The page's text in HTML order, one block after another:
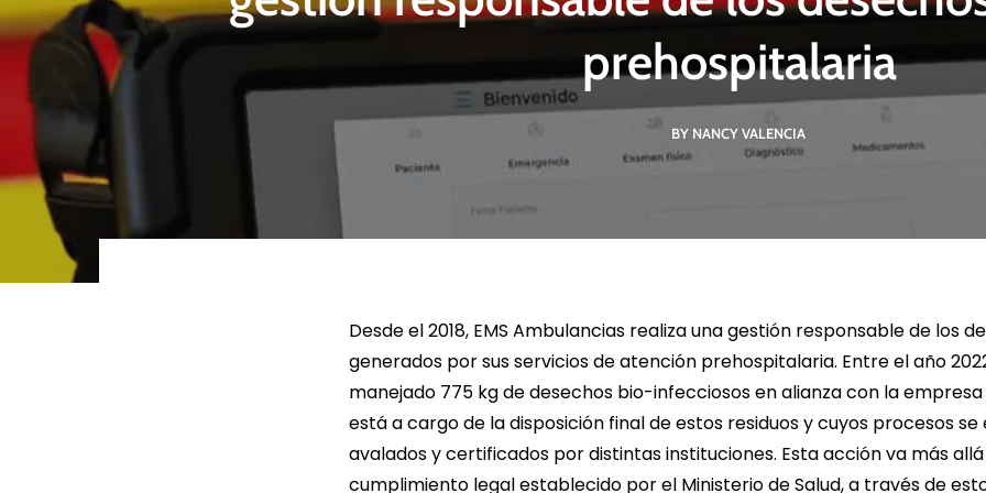
estrategia de
riesgos ESG, Finanzas
LEER MÁS
comunitario.
de riesgo
prehospitalaria
BY NANCY VALENCIA
Desde el 2018, EMS Ambulancias realiza una gestión responsable de los
generados por sus servicios de atención prehospitalaria. Entre el año
manejado 775 kg de desechos bio-infecciosos en alianza con la
está a cargo de la disposición final de estos residuos y cuyos procesos
avalados y certificados por distintas instituciones. Esta acción va más
cumplimiento legal establecido por el Ministerio de Salud, a través de